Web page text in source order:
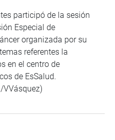
participó de la sesión
Especial de
organizada por su
referentes la
en el centro de
de EsSalud.
VVásquez)